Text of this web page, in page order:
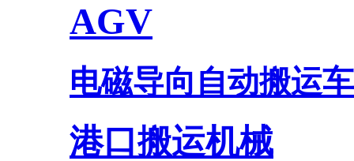
AGV
电磁导向自动搬运车
港口搬运机械